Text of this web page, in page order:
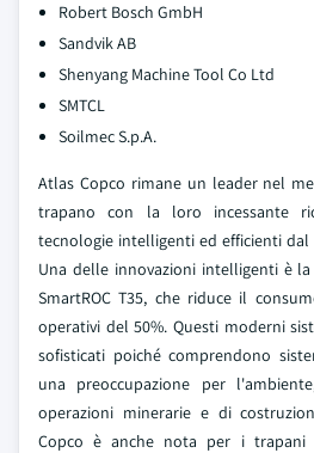
Robert Bosch GmbH
Sandvik AB
Shenyang Machine Tool Co Ltd
SMTCL
Soilmec S.p.A.
Atlas Copco rimane un leader nel
trapano con la loro incessante
tecnologie intelligenti ed efficienti
Una delle innovazioni intelligenti è la
SmartROC T35, che riduce il
operativi del 50%. Questi moderni
sofisticati poiché comprendono
una preoccupazione per
operazioni minerarie e di
Copco è anche nota per i trapani